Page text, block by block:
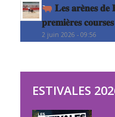
𝐋𝐞𝐬 𝐚𝐫𝐞̀𝐧𝐞𝐬 𝐝𝐞
𝐩𝐫𝐞𝐦𝐢𝐞̀𝐫𝐞𝐬 𝐜𝐨𝐮𝐫𝐬𝐞𝐬
2 juin 2026 - 09:56
ESTIVALES